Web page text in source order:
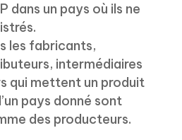
dans un pays où ils ne
les fabricants,
intermédiaires
qui mettent un produit
pays donné sont
des producteurs.